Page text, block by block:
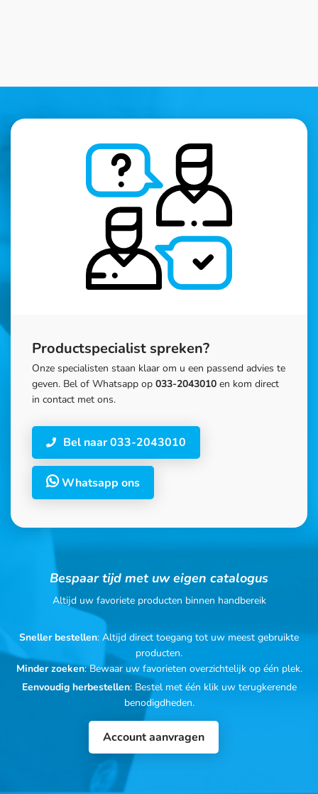
Productspecialist spreken?
Onze specialisten staan klaar om u een passend advies te
geven. Bel of Whatsapp op 033-2043010 en kom direct
in contact met ons.
Bel naar 033-2043010
Whatsapp ons
Bespaar tijd met uw eigen catalogus
Altijd uw favoriete producten binnen handbereik
Sneller bestellen: Altijd direct toegang tot uw meest gebruikte
producten.
Minder zoeken: Bewaar uw favorieten overzichtelijk op één plek.
Eenvoudig herbestellen: Bestel met één klik uw terugkerende
benodigdheden.
Account aanvragen